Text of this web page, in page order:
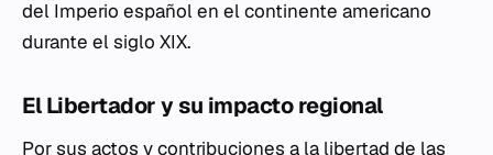
del Imperio español en el continente americano
durante el siglo XIX.
El Libertador y su impacto regional
Por sus actos y contribuciones a la libertad de las